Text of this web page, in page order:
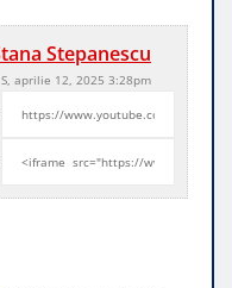
Stepanescu
S, aprilie 12, 2025 3:28pm